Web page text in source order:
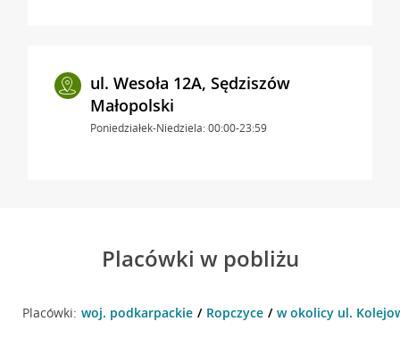
ul. Wesoła 12A, Sędziszów
Małopolski
Poniedziałek-Niedziela: 00:00-23:59
Placówki w pobliżu
Placówki: woj. podkarpackie Ropczyce w okolicy ul.